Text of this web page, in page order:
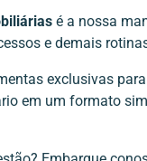
é a nossa
e demais
exclusivas
em um formato